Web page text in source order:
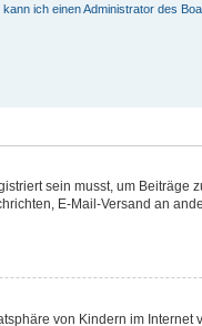
kann ich einen Administrator des
sein musst, um Beiträge
E-Mail-Versand an
von Kindern im